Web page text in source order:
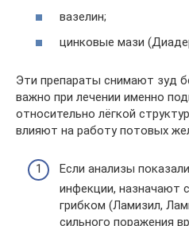
вазелин;
цинковые мази
Эти препараты снимают зуд
важно при лечении именно
относительно лёгкой
влияют на работу потовых
Если анализы
инфекции, назначают
грибком (Ламизил,
сильного поражения